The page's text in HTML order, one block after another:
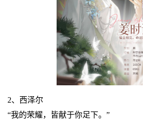
2、西泽尔
“我的荣耀，皆献于你足下。”